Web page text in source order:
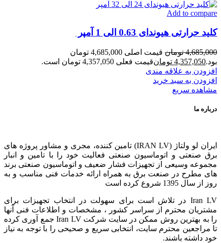
Add to compare
کلید حرارتی هیوندای 0.63 الی 1 آمپر
4,685,000 تومان
قیمت اصلی 4,685,000 تومان
بود.4,357,050 تومانقیمت فعلی 4,357,050 تومان است.
افزودن به علاقه مندی
افزودن به سبد خرید
مشاهده سریع
درباره ما
ایران لو ولتاژ (IRAN LV) تامین کننده، مجری و مشاور پروژه های
برق صنعتی و اتوماسیون صنعتی فعالیت خود را با تامین و انبار
مجموعه وسیعی از تجهیزات فشار ضعیف و اتوماسیون صنعتی برند
های مطرح در صنعت برق به همراه ارائه خدمات فنی مناسب و به
روز از سال 1395 شروع کرده است
Iran LV در تلاش است برای سهولت در انتخاب تجهیزات برای
مشتریان محترم از سراسر کشور ، مشخصات و اطلاعات فنی آنها
را به بهترین روش ممکن در سایت شرکت Iran LV جمع آوری کرده
تا مراجعین محترم سایت، انتخابی سریع و صحیحی را با توجه به نیاز
خود داشته باشند.